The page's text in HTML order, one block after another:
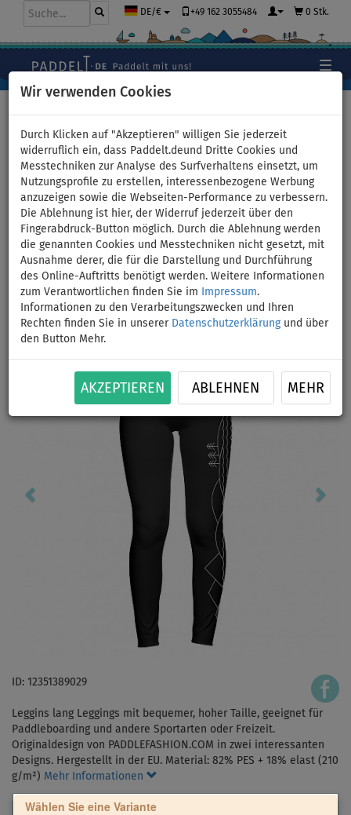
Wir verwenden Cookies
Durch Klicken auf "Akzeptieren" willigen Sie jederzeit
widerruflich ein, dass Paddelt.deund Dritte Cookies und
Messtechniken zur Analyse des Surfverhaltens einsetzt, um
Nutzungsprofile zu erstellen, interessenbezogene Werbung
anzuzeigen sowie die Webseiten-Performance zu verbessern.
Die Ablehnung ist hier, der Widerruf jederzeit über den
Fingerabdruck-Button möglich. Durch die Ablehnung werden
die genannten Cookies und Messtechniken nicht gesetzt, mit
Ausnahme derer, die für die Darstellung und Durchführung
des Online-Auftritts benötigt werden. Weitere Informationen
zum Verantwortlichen finden Sie im
Impressum.
Informationen zu den Verarbeitungszwecken und Ihren
Rechten finden Sie in unserer Datenschutzerklärungund über
den Button Mehr.
AKZEPTIEREN ABLEHNEN MEHR
DE/€ +49 162 3055484 0 Stk.
Leggins Damen lang
PADDLEBOARDING BLACK -
Größe: 38
BIS
-8 %
UNSER
TIPP
Previous Next
ID: 12351389029
Leggins lang Leggings mit bequemer, hoher Taille, geeignet für
Paddleboarding und andere Sportarten oder Freizeit.
Originaldesign von PADDLEFASHION.COM in zwei interessanten
Designs. Hergestellt in der EU. Material: 82% PES + 18% elast (210
g/m²) Mehr Informationen
Wählen Sie eine Variante